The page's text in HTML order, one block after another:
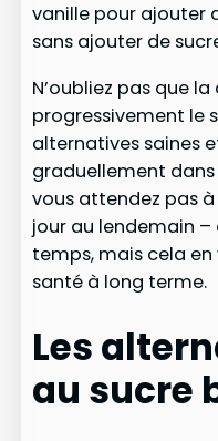
vanille pour ajouter
sans ajouter de
N’oubliez pas que
progressivement le
alternatives saines
graduellement
vous attendez pas
jour au lendemain
temps, mais cela
santé à long terme.
Les
au sucre